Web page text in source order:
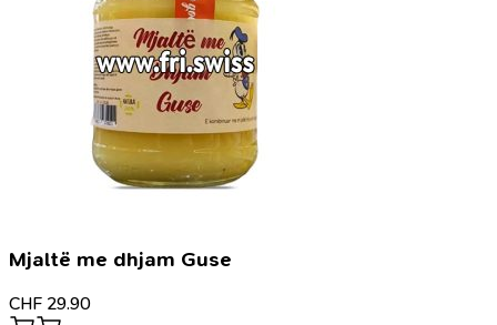
Mjaltë me dhjam Guse
CHF 29.90